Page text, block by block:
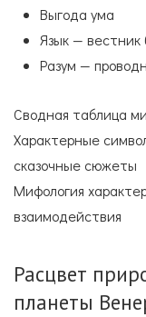
Выгода ума
Язык — вестник
Разум —
Сводная таблица
Характерные
сказочные сюжеты
Мифология
взаимодействия
Расцвет
планеты